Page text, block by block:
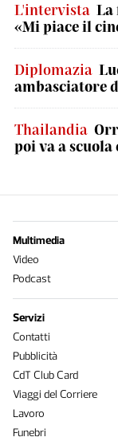
L'intervista La
«Mi piace il
Diplomazia
ambasciatore
Thailandia
poi va a scuola
Multimedia
Video
Podcast
Servizi
Contatti
Pubblicità
CdT Club Card
Viaggi del Corriere
Lavoro
Funebri